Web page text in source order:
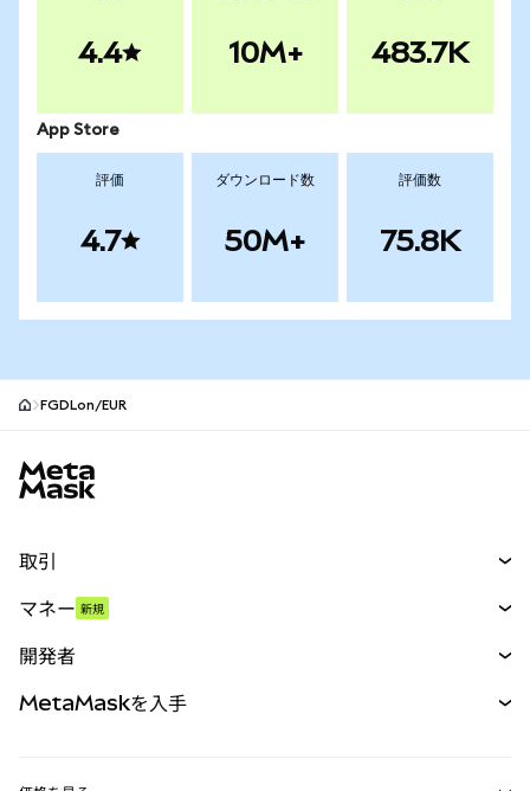
4.4 10M+ 483.7K
App Store
評価
4.7
ダウンロード数
50M+
評価数
75.8K
FGDLon/EUR
取引
パーペチュアル
RWA
マネー 新規
開発者
MetaMaskを入手